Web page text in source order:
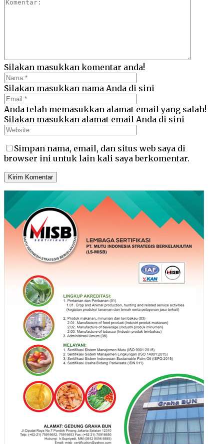
Silakan masukkan komentar anda!
Silakan masukkan nama Anda di sini
Anda telah memasukkan alamat email yang salah!
Silakan masukkan alamat email Anda di sini
Simpan nama, email, dan situs web saya di
browser ini untuk lain kali saya berkomentar.